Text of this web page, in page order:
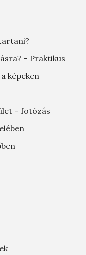
– Praktikus
képeken
– fotózás